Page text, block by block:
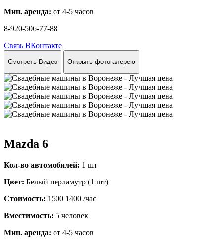
Мин. аренда: от 4-5 часов
8-920-506-77-88
Связь ВКонтакте
Смотреть Видео Открыть фотогалерею
Mazda 6
Кол-во автомобилей: 1 шт
Цвет: Белый перламутр (1 шт)
Стоимость: 1500 1400 /час
Вместимость: 5 человек
Мин. аренда: от 4-5 часов